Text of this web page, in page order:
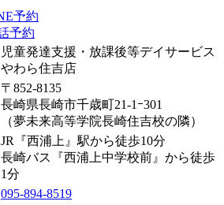
児童発達支援・放課後等デイサービス
やわら住吉店
〒852-8135
長崎県長崎市千歳町21-1ｰ301
（夢未来高等学院長崎住吉校の隣）
JR『西浦上』駅から徒歩10分
長崎バス『西浦上中学校前』から徒歩
1分
095-894-8519